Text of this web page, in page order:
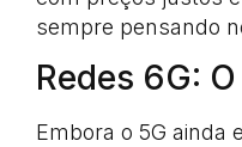
sempre pensando
Redes 6G:
Embora o 5G ainda